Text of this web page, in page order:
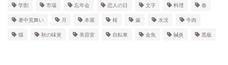
学割 市場 忘年会 恋人の日 文字 料理 春
暑中見舞い 月 本屋 桜 歯 水没 牛肉
猫 秋の味覚 美容室 自転車 金魚 鍼灸 黒板